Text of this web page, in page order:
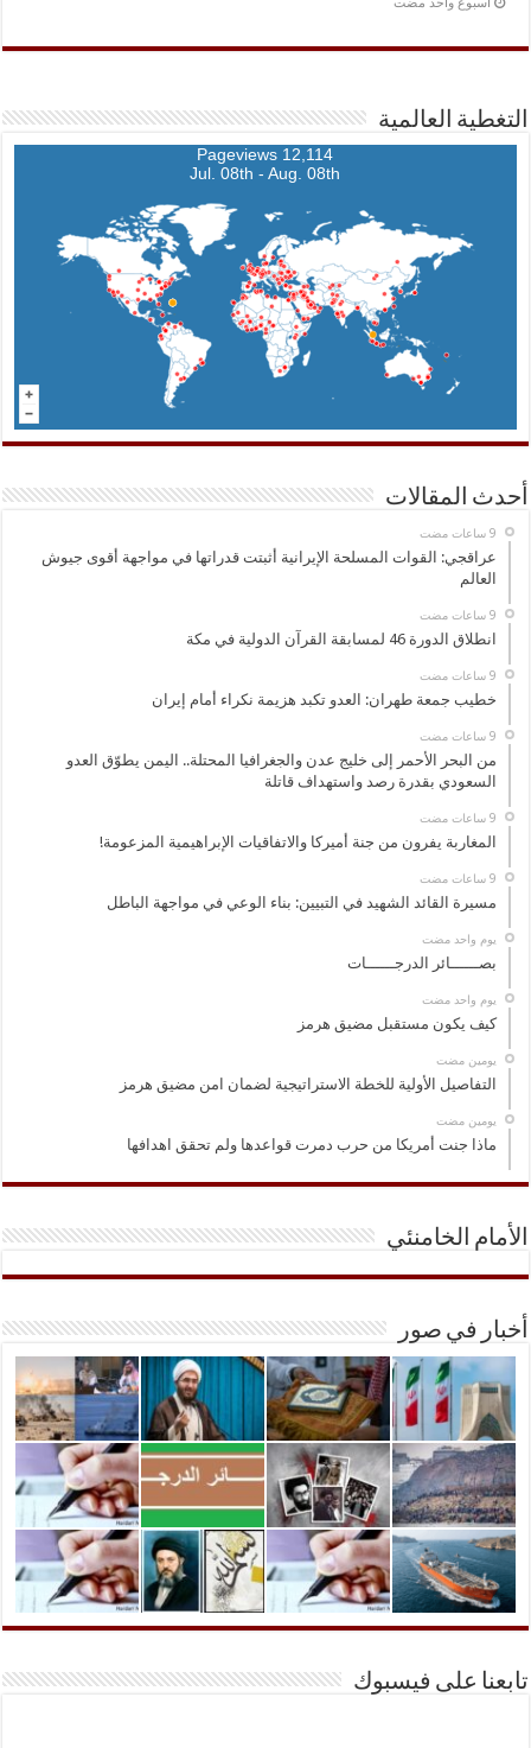
‏أسبوع واحد مضت
التغطية العالمية
12,114 Pageviews
Jul. 08th - Aug. 08th
أحدث المقالات
عراقجي: القوات المسلحة الإيرانية أثبتت قدراتها في مواجهة أقوى جيوش
العالم
انطلاق الدورة 46 لمسابقة القرآن الدولية في مكة
خطيب جمعة طهران: العدو تكبد هزيمة نكراء أمام إيران
من البحر الأحمر إلى خليج عدن والجغرافيا المحتلة.. اليمن يطوّق العدو
السعودي بقدرة رصد واستهداف قاتلة
المغاربة يفرون من جنة أميركا والاتفاقيات الإبراهيمية المزعومة!
مسيرة القائد الشهيد في التبيين: بناء الوعي في مواجهة الباطل
‏يوم واحد مضت
بصــــــائر الدرجــــــات
‏يوم واحد مضت
كيف يكون مستقبل مضيق هرمز
‏يومين مضت
التفاصيل الأولية للخطة الاستراتيجية لضمان امن مضيق هرمز
‏يومين مضت
ماذا جنت أمريكا من حرب دمرت قواعدها ولم تحقق اهدافها
الأمام الخامنئي
أخبار في صور
تابعنا على فيسبوك